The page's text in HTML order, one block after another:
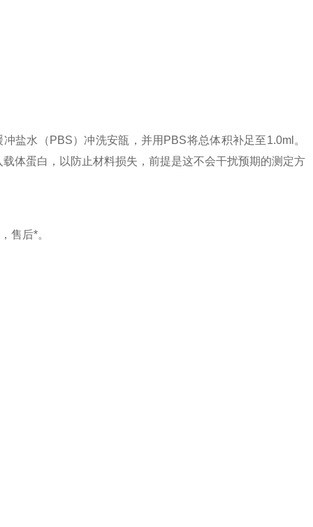
盐水（PBS）冲洗安瓿，并用PBS将总体积补足至1.0ml。
体蛋白，以防止材料损失，前提是这不会干扰预期的测定方
售后*。